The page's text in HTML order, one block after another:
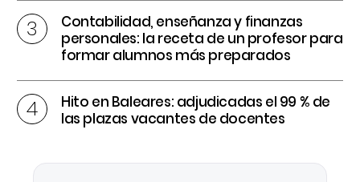
Contabilidad, enseñanza y finanzas
personales: la receta de un profesor para
formar alumnos más preparados
Hito en Baleares: adjudicadas el 99 % de
las plazas vacantes de docentes